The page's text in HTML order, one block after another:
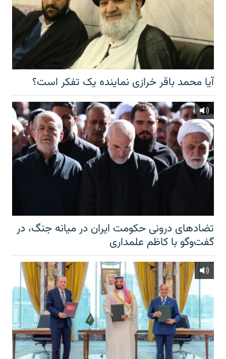
آیا محمد باقر خرازی نماینده یک تفکر است؟
تضادهای درونی حکومت ایران در میانه جنگ، در
گفت‌‌وگو با کاظم علمداری